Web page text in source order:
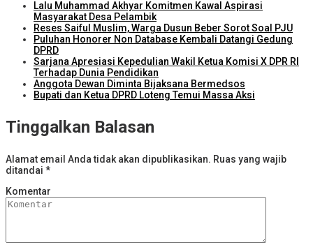
Lalu Muhammad Akhyar Komitmen Kawal Aspirasi
Masyarakat Desa Pelambik
Reses Saiful Muslim, Warga Dusun Beber Sorot Soal PJU
Puluhan Honorer Non Database Kembali Datangi Gedung
DPRD
Sarjana Apresiasi Kepedulian Wakil Ketua Komisi X DPR RI
Terhadap Dunia Pendidikan
Anggota Dewan Diminta Bijaksana Bermedsos
Bupati dan Ketua DPRD Loteng Temui Massa Aksi
Tinggalkan Balasan
Alamat email Anda tidak akan dipublikasikan. Ruas yang wajib
ditandai *
Komentar